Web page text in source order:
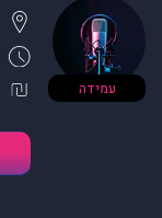
עמידה